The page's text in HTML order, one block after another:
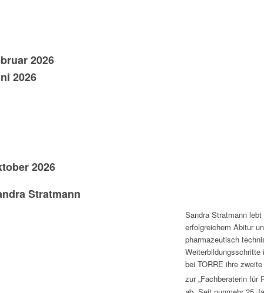
2026
2026
2026
Stratmann
Sandra Stratmann
erfolgreichem Abitur
pharmazeutisch
bei TORRE ihre
zur „Fachberaterin für